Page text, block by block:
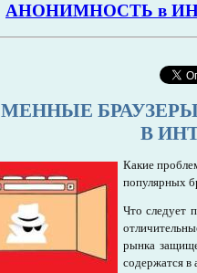
В
Какие
популярных
Что следует
рынка
содержатся в